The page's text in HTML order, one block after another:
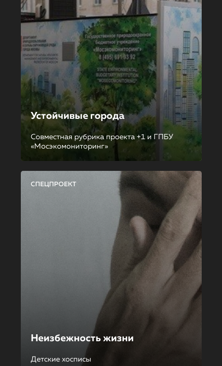
Устойчивые города
Совместная рубрика проекта +1 и ГПБУ
«Мосэкомониторинг»
СПЕЦПРОЕКТ
Неизбежность жизни
Детские хосписы